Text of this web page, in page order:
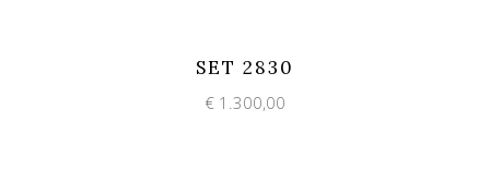
SET 2830
€ 1.300,00